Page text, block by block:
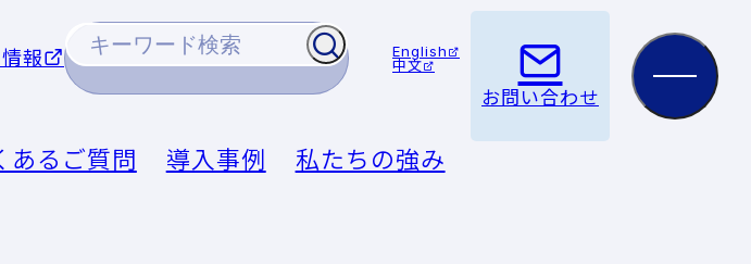
報
English
中文
あるご質問 導入事例 私たちの強み
お問い合わせ